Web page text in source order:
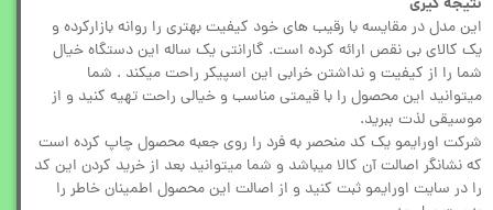
این مدل در مقایسه با رقیب های خود کیفیت بهتری را روانه بازارکرده و
یک کالای بی نقص ارائه کرده است. گارانتی یک ساله این دستگاه خیال
شما را از کیفیت و نداشتن خرابی این اسپیکر راحت میکند . شما
میتوانید این محصول را با قیمتی مناسب و خیالی راحت تهیه کنید و از
موسیقی لذت ببرید.
شرکت اورایمو یک کد منحصر به فرد را روی جعبه محصول چاپ کرده است
که نشانگر اصالت آن کالا میباشد و شما میتوانید بعد از خرید کردن این کد
را در سایت اورایمو ثبت کنید و از اصالت این محصول اطمینان خاطر را